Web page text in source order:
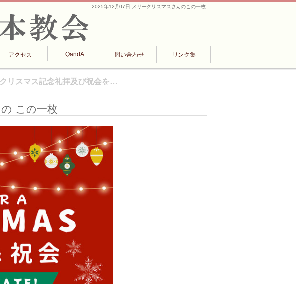
2025年12月07日 メリークリスマスさんのこの一枚
アクセス QandA 問い合わせ リンク集
リスマス記念礼拝及び祝会を…
この一枚